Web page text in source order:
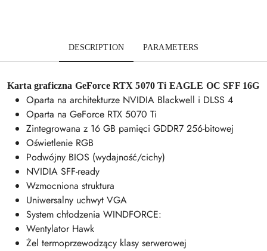
DESCRIPTION PARAMETERS
Karta graficzna GeForce RTX 5070 Ti EAGLE OC SFF 16G
Oparta na architekturze NVIDIA Blackwell i DLSS 4
Oparta na GeForce RTX 5070 Ti
Zintegrowana z 16 GB pamięci GDDR7 256-bitowej
Oświetlenie RGB
Podwójny BIOS (wydajność/cichy)
NVIDIA SFF-ready
Wzmocniona struktura
Uniwersalny uchwyt VGA
System chłodzenia WINDFORCE:
Wentylator Hawk
Żel termoprzewodzący klasy serwerowej